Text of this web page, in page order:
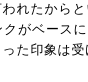
れたから
がベース
た印象は